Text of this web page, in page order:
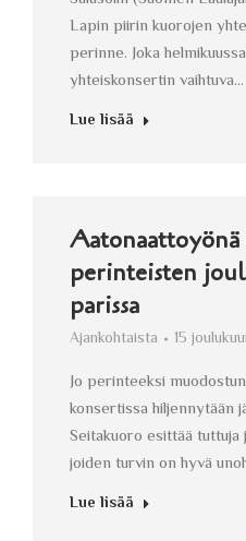
Lapin piirin kuorojen
perinne. Joka
yhteiskonsertin vaihtuva…
Lue lisää
perinteisten
parissa
Ajankohtaista 15
Jo perinteeksi
konsertissa hiljennytään
Seitakuoro esittää tuttuja
joiden turvin on hyvä
Lue lisää